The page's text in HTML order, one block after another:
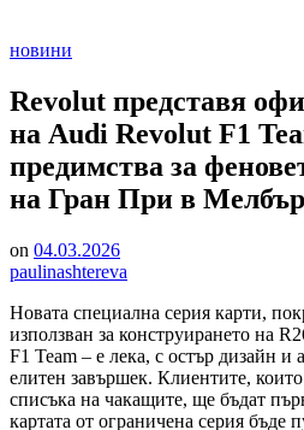
Posted
новини
Revolut представя
на Audi Revolut F1
предимства за
на Гран При в
on 04.03.2026
paulinashtereva
Новата специална серия карти,
използван за конструирането на
F1 Team – е лека, с остър дизайн
елитен завършек. Клиентите,
списъка на чакащите, ще бъдат
картата от ограничена серия бъде